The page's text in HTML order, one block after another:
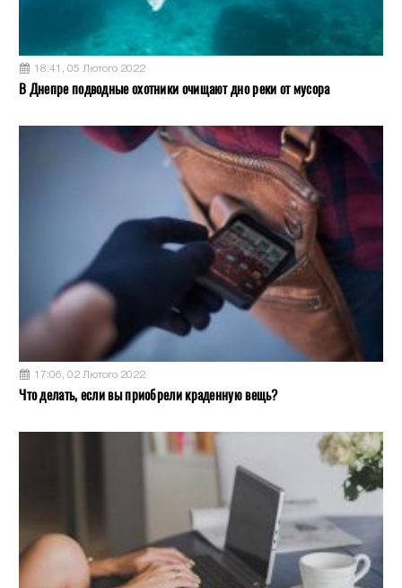
18:41, 05 Лютого 2022
В Днепре подводные охотники очищают дно реки от мусора
17:06, 02 Лютого 2022
Что делать, если вы приобрели краденную вещь?